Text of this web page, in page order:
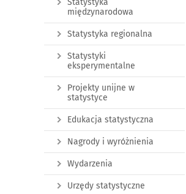
Statystyka
międzynarodowa
Statystyka regionalna
Statystyki
eksperymentalne
Projekty unijne w
statystyce
Edukacja statystyczna
Nagrody i wyróżnienia
Wydarzenia
Urzędy statystyczne